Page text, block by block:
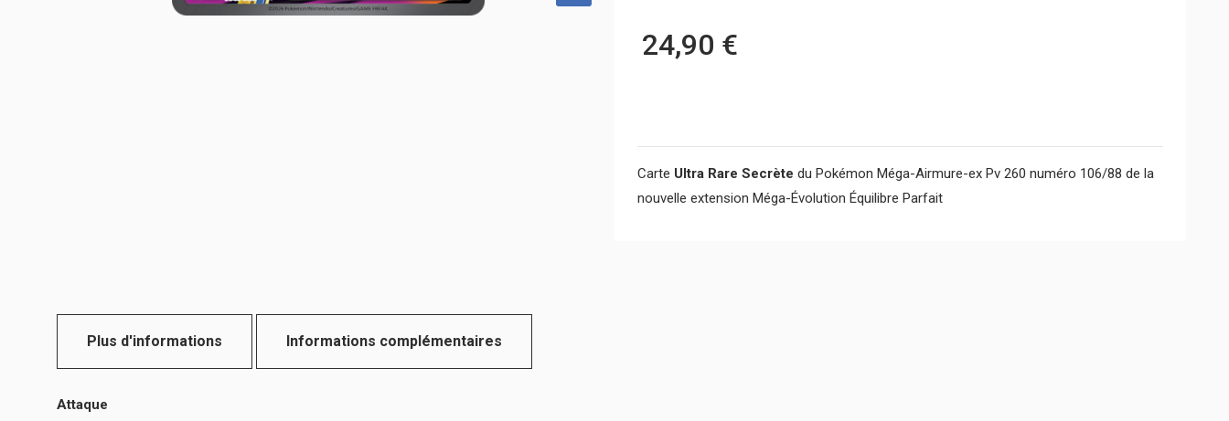
24,90 €
Carte Ultra Rare Secrète du Pokémon Méga-Airmure-ex Pv 260 numéro 106/88 de la
nouvelle extension Méga-Évolution Équilibre Parfait
Plus d'informations Informations complémentaires
Attaque